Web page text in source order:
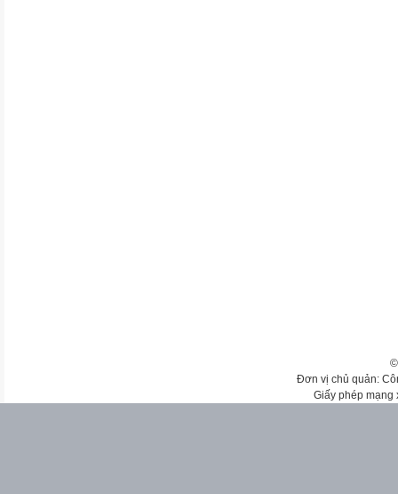
Đơn vị chủ quản:
Giấy phép mạng